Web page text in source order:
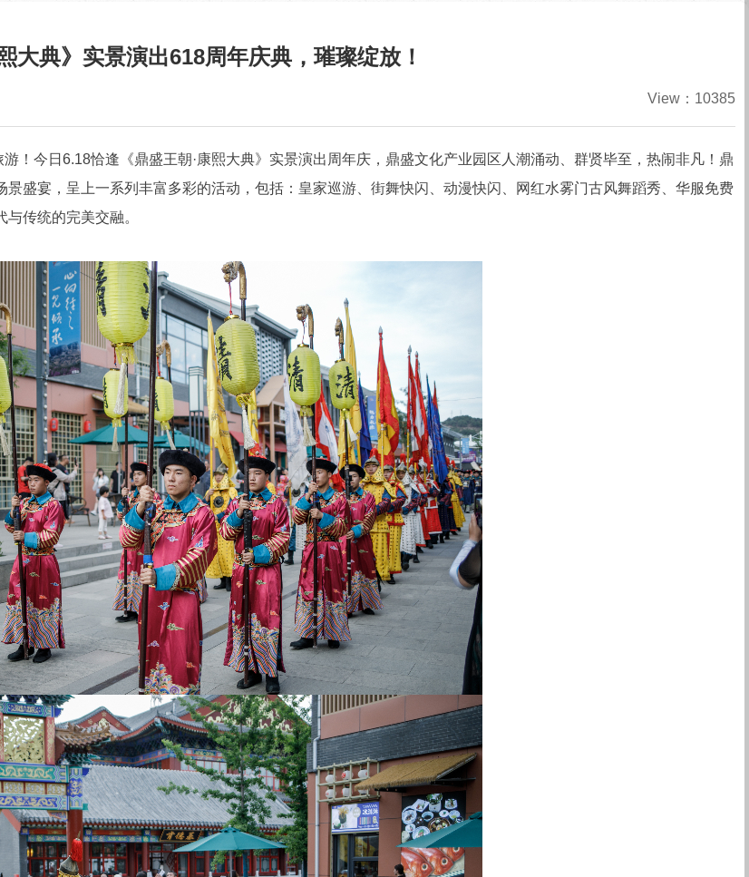
大典》实景演出618周年庆典，璀璨绽放！
View：10385
今日6.18恰逢《鼎盛王朝·康熙大典》实景演出周年庆，鼎盛文化产业园区人潮涌动、群贤毕至，热闹非凡！鼎
盛宴，呈上一系列丰富多彩的活动，包括：皇家巡游、街舞快闪、动漫快闪、网红水雾门古风舞蹈秀、华服免费
传统的完美交融。